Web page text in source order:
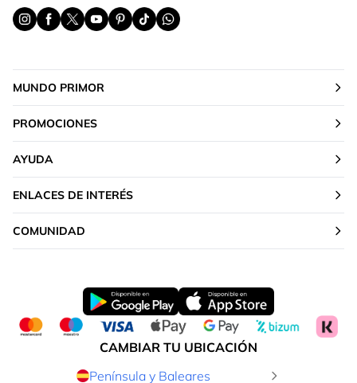
MUNDO PRIMOR
PROMOCIONES
AYUDA
ENLACES DE INTERÉS
COMUNIDAD
CAMBIAR TU UBICACIÓN
Península y Baleares